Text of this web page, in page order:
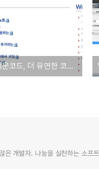
더 쉬운코드, 더 유연한 코드를 작성할 수 있는 현대식 문법
은 개발자. 나눔을 실천하는 소프